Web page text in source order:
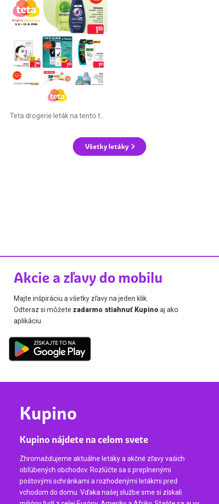
Všetky letáky
Akcie a zľavy do mobilu
Majte inšpiráciu a všetky zľavy na jeden klik.
Odteraz si môžete zadarmo stiahnuť Kupinoaj ako
aplikáciu.
Kupino
Kupino nájdete na celom svete
Zhromažďujeme aktuálne letáky a akčné zľavy vašich
obľúbených obchodov. Rozlúčte sa s preplnenými
poštovými schránkami a rozhodenými letákmi pred
vchodom do domu. Vďaka našej službe sme si získali